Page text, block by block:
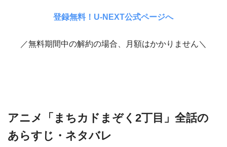
登録無料！U-NEXT公式ページへ
／無料期間中の解約の場合、月額はかかりません＼
アニメ「まちカドまぞく2丁目」全話の
あらすじ・ネタバレ